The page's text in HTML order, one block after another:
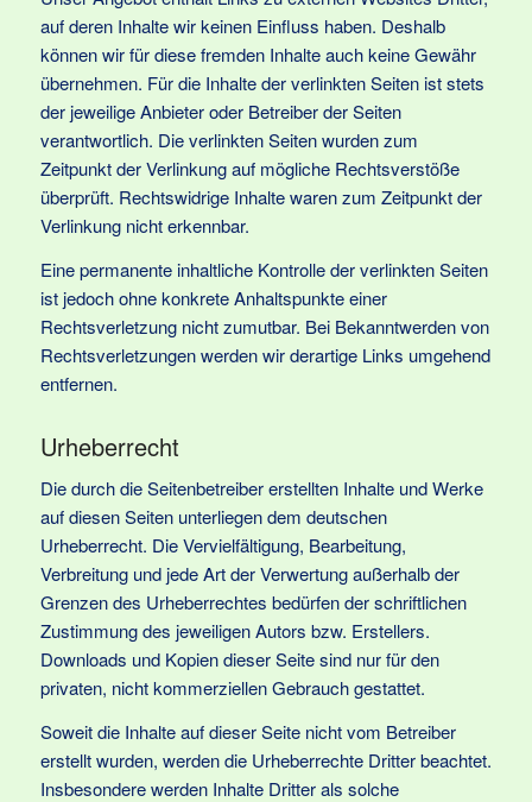
auf deren Inhalte wir keinen Einfluss haben. Deshalb
können wir für diese fremden Inhalte auch keine Gewähr
übernehmen. Für die Inhalte der verlinkten Seiten ist stets
der jeweilige Anbieter oder Betreiber der Seiten
verantwortlich. Die verlinkten Seiten wurden zum
Zeitpunkt der Verlinkung auf mögliche Rechtsverstöße
überprüft. Rechtswidrige Inhalte waren zum Zeitpunkt der
Verlinkung nicht erkennbar.
Eine permanente inhaltliche Kontrolle der verlinkten Seiten
ist jedoch ohne konkrete Anhaltspunkte einer
Rechtsverletzung nicht zumutbar. Bei Bekanntwerden von
Rechtsverletzungen werden wir derartige Links umgehend
entfernen.
Urheberrecht
Die durch die Seitenbetreiber erstellten Inhalte und Werke
auf diesen Seiten unterliegen dem deutschen
Urheberrecht. Die Vervielfältigung, Bearbeitung,
Verbreitung und jede Art der Verwertung außerhalb der
Grenzen des Urheberrechtes bedürfen der schriftlichen
Zustimmung des jeweiligen Autors bzw. Erstellers.
Downloads und Kopien dieser Seite sind nur für den
privaten, nicht kommerziellen Gebrauch gestattet.
Soweit die Inhalte auf dieser Seite nicht vom Betreiber
erstellt wurden, werden die Urheberrechte Dritter beachtet.
Insbesondere werden Inhalte Dritter als solche